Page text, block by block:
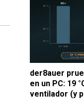
der8auer
en un PC: 19
ventilador (y